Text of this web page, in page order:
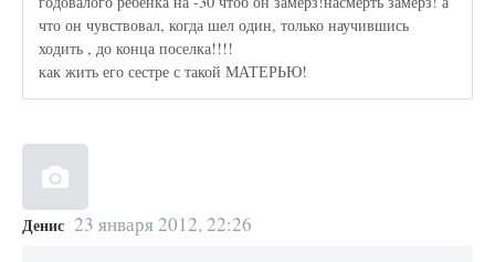
что он чувствовал, когда шел один, только научившись
ходить , до конца поселка!!!!
как жить его сестре с такой МАТЕРЬЮ!
Денис 23 января 2012, 22:26